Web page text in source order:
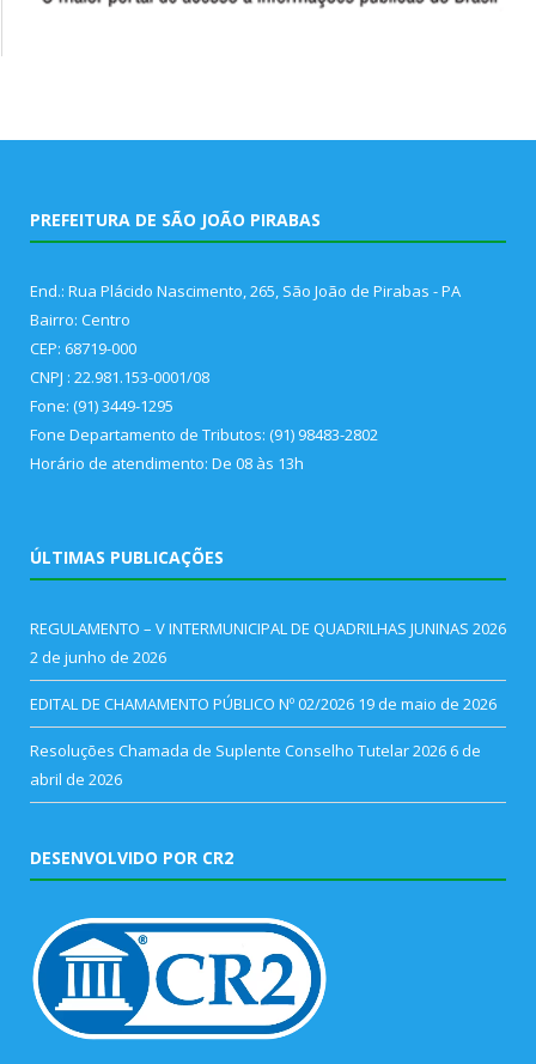
PREFEITURA DE SÃO JOÃO PIRABAS
End.: Rua Plácido Nascimento, 265, São João de Pirabas - PA
Bairro: Centro
CEP: 68719-000
CNPJ : 22.981.153-0001/08
Fone: (91) 3449-1295
Fone Departamento de Tributos: (91) 98483-2802
Horário de atendimento: De 08 às 13h
ÚLTIMAS PUBLICAÇÕES
REGULAMENTO – V INTERMUNICIPAL DE QUADRILHAS JUNINAS 2026
2 de junho de 2026
EDITAL DE CHAMAMENTO PÚBLICO Nº 02/2026 19 de maio de 2026
Resoluções Chamada de Suplente Conselho Tutelar 2026 6 de
abril de 2026
DESENVOLVIDO POR CR2